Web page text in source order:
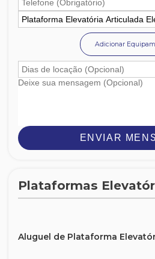
Adicionar
ENVIAR
Plataformas
Aluguel de Plataforma